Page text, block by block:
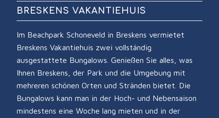
BRESKENS VAKANTIEHUIS
Im Beachpark Schoneveld in Breskens vermietet
Breskens Vakantiehuis zwei vollständig
ausgestattete Bungalows. Genießen Sie alles, was
Ihnen Breskens, der Park und die Umgebung mit
mehreren schönen Orten und Stränden bietet. Die
Bungalows kann man in der Hoch- und Nebensaison
mindestens eine Woche lang mieten und in der